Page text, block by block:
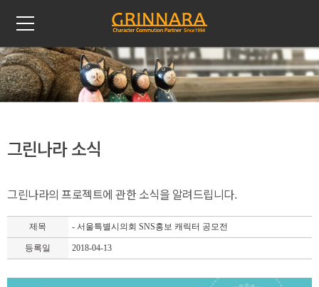
그린나라 소식
그린나라의 프로젝트에 관한 소식을 알려드립니다.
제목 - 서울특별시의회 SNS홍보 캐릭터 공모전
등록일 2018-04-13